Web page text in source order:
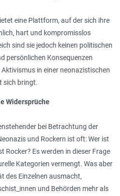
eine Plattform, auf der sich ihre
hart und kompromisslos
sind sie jedoch keinen politischen
persönlichen Konsequenzen
in einer neonazistischen
sich bringt.
Widersprüche
bei Betrachtung der
und Rockern ist oft: Wer ist
Rocker? Es werden in dieser Frage
Kategorien vermengt. Was aber
des Einzelnen ausmacht,
und Behörden mehr als